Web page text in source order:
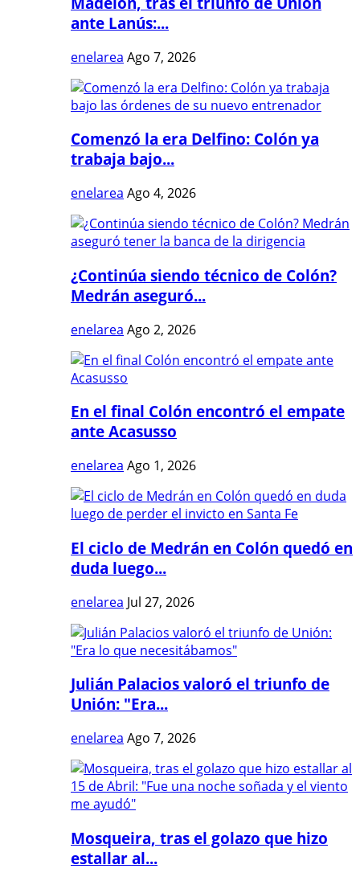
ante Lanús:...
enelarea Ago 7, 2026
Comenzó la era Delfino: Colón ya
trabaja bajo...
enelarea Ago 4, 2026
¿Continúa siendo técnico de Colón?
Medrán aseguró...
enelarea Ago 2, 2026
En el final Colón encontró el empate
ante Acasusso
enelarea Ago 1, 2026
El ciclo de Medrán en Colón quedó en
duda luego...
enelarea Jul 27, 2026
Julián Palacios valoró el triunfo de
Unión: "Era...
enelarea Ago 7, 2026
Mosqueira, tras el golazo que hizo
estallar al...